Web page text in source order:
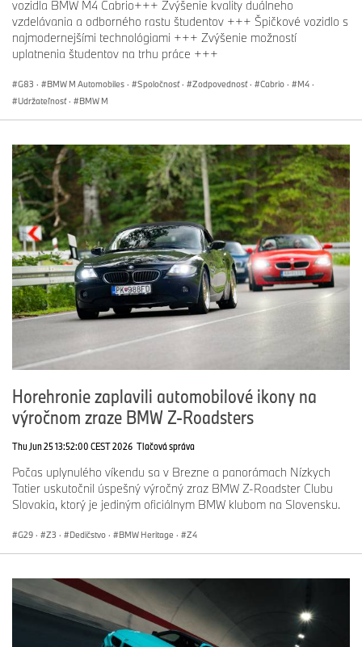
vozidla BMW M4 Cabrio+++ Zvýšenie kvality duálneho
vzdelávania a odborného rastu študentov +++ Špičkové vozidlo s
najmodernejšími technológiami +++ Zvýšenie možností
uplatnenia študentov na trhu práce +++
G83 · BMW M Automobiles · Spoločnosť · Zodpovednosť · Cabrio · M4 ·
Udržateľnosť · BMW M
Horehronie zaplavili automobilové ikony na
výročnom zraze BMW Z-Roadsters
Thu Jun 25 13:52:00 CEST 2026 Tlačová správa
Počas uplynulého víkendu sa v Brezne a panorámach Nízkych
Tatier uskutočnil úspešný výročný zraz BMW Z-Roadster Clubu
Slovakia, ktorý je jediným oficiálnym BMW klubom na Slovensku.
G29 · Z3 · Dedičstvo · BMW Heritage · Z4